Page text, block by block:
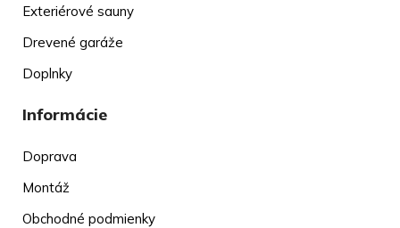
Exteriérové sauny
Drevené garáže
Doplnky
Informácie
Doprava
Montáž
Obchodné podmienky